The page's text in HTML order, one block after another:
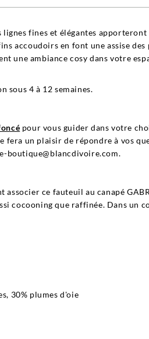
fines et élégantes
accoudoirs en font une assise
une ambiance cosy dans votre
sous 4 à 12 semaines.
pour vous guider dans votre
fera un plaisir de répondre à vos
boutique@blancdivoire.com.
ce fauteuil au canapé
cocooning que raffinée. Dans
30% plumes d'oie